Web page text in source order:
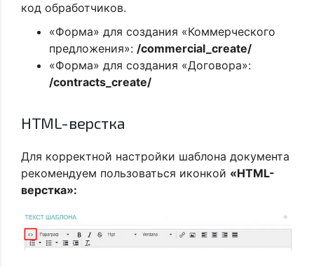
код обработчиков.
«Форма» для создания «Коммерческого
предложения»: /commercial_create/
«Форма» для создания «Договора»:
/contracts_create/
HTML-верстка
Для корректной настройки шаблона документа
рекомендуем пользоваться иконкой «HTML-
верстка»: